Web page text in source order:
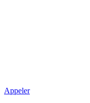
Appeler